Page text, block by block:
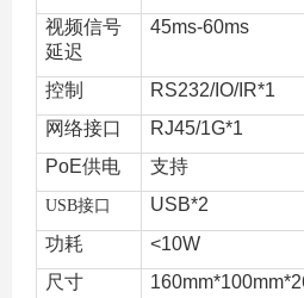
视频信号
延迟
45ms-60ms
控制
RS232/IO/IR*1
网络接口
RJ45/1G*1
PoE供电
支持
USB接口
USB*2
功耗
<10W
尺寸